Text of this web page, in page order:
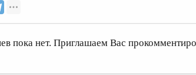
пока нет. Приглашаем Вас